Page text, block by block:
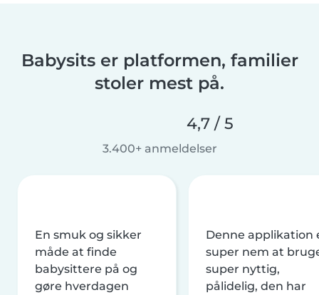
Babysits er platformen, familier
stoler mest på.
4,7 / 5
3.400+ anmeldelser
En smuk og sikker
måde at finde
babysittere på og
gøre hverdagen
Denne applikation
super nem at
super nyttig,
pålidelig, den har